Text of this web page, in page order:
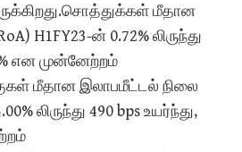
மீதான
H1FY23-ன் 0.72% லிருந்து
என முன்னேற்றம்
மீதான இலாபமீட்டல் நிலை
லிருந்து 490 bps உயர்ந்து,